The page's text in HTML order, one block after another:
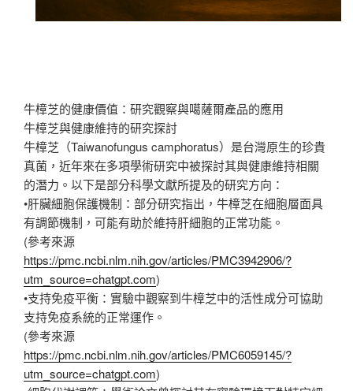
牛樟芝的健康價值：研究觀察與噶薩爾產品的應用
牛樟芝與健康維持的研究探討
牛樟芝（Taiwanofungus camphoratus）是台灣原生的珍貴
真菌，近年來在多項學術研究中被探討其與健康維持相關
的潛力。以下是部分科學文獻所提及的研究方向：
•肝臟細胞保護機制：部分研究指出，牛樟芝在細胞層面具
有調節機制，可能有助於維持肝細胞的正常功能。
(參考來源
https://pmc.ncbi.nlm.nih.gov/articles/PMC3942906/?
utm_source=chatgpt.com)
•支持免疫平衡：實驗中觀察到牛樟芝中的活性成分可協助
支持免疫系統的正常運作。
(參考來源
https://pmc.ncbi.nlm.nih.gov/articles/PMC6059145/?
utm_source=chatgpt.com)